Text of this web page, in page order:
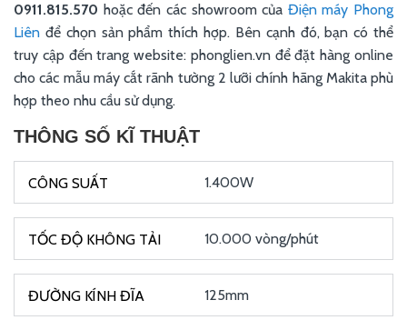
0911.815.570 hoặc đến các showroom của Điện máy Phong
Liên để chọn sản phẩm thích hợp. Bên cạnh đó, bạn có thể
truy cập đến trang website: phonglien.vn để đặt hàng online
cho các mẫu máy cắt rãnh tường 2 lưỡi chính hãng Makita phù
hợp theo nhu cầu sử dụng.
THÔNG SỐ KĨ THUẬT
1.400W
10.000 vòng/phút
125mm